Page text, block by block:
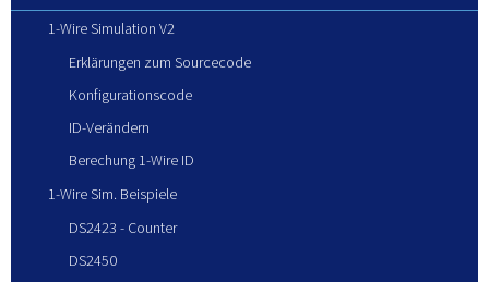
1-Wire Simulation V2
Erklärungen zum Sourcecode
Konfigurationscode
ID-Verändern
Berechung 1-Wire ID
1-Wire Sim. Beispiele
DS2423 - Counter
DS2450